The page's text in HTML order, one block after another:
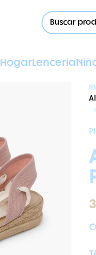
HogarLencería